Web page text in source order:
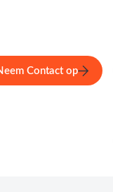
Contact op